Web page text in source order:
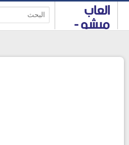
--> العاب
ميشو -
العاب
HTML 5
والعاب